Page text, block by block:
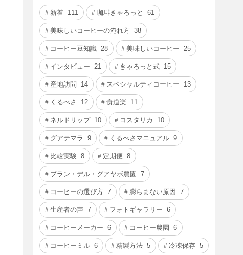
新着 111 珈琲きゃろっと 61
美味しいコーヒーの淹れ方 38
コーヒー豆知識 28 美味しいコーヒー 25
インタビュー 21 きゃろっと式 15
産地訪問 14 スペシャルティコーヒー 13
くるべさ 12 食道楽 11
ネルドリップ 10 コスタリカ 10
グアテマラ 9 くるべさマニュアル 9
比較実験 8 定期便 8
プラン・デル・グアヤボ農園 7
コーヒーの選び方 7 膨らまない原因 7
生産者の声 7 フォトギャラリー 6
コーヒーメーカー 6 コーヒー農園 6
コーヒーミル 6 精製方法 5 冷凍保存 5